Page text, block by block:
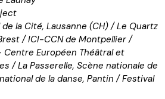
la Cité, Lausanne (CH) / Le Quartz
/ ICI-CCN de Montpellier /
Centre Européen Théâtralet
/ La Passerelle, Scène nationale de
de la danse, Pantin / Festival